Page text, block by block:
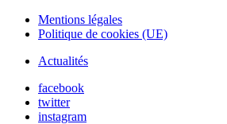
Mentions légales
Politique de cookies (UE)
Actualités
facebook
twitter
instagram